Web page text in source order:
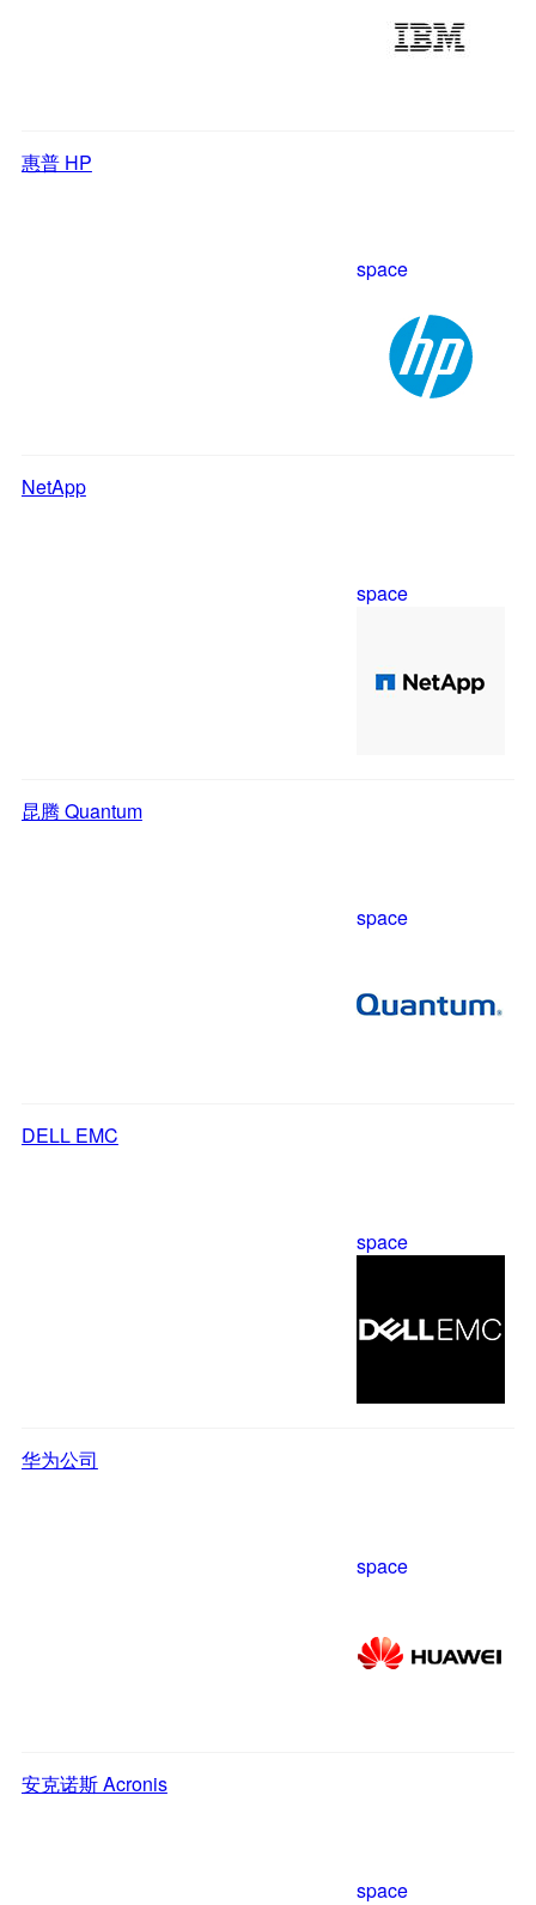
space
惠普 HP
space
NetApp
space
昆腾 Quantum
space
DELL EMC
space
华为公司
space
安克诺斯 Acronis